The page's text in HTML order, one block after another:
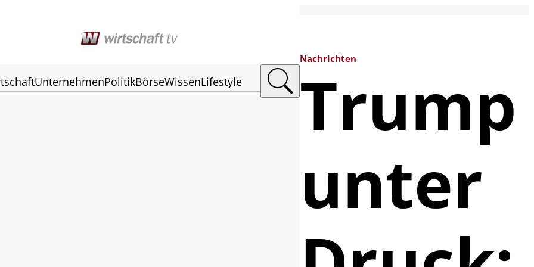
UnternehmenPolitikBörseWissenLifestyle
Nachrichten
Trump
unter